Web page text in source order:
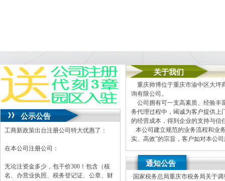
公示公告
工商新政策出台注册公司特大优惠了：
在本公司注册公司：
无论注资金多少，包干价300！包含（核
名、办营业执照、税务登记证、公章、财
关于我们
重庆帅博位于重庆市渝中区大坪
询有限公司。
公司拥有可一支高素质、经验丰
务代理过程中，竭诚为客户提供上
的经营成本，得到企业的支持与信
本公司建立规范的业务流程和业
实、高效”的宗旨，客户如对本公
本公司主要业务为：
A.免费提供工商及税务咨询服务
B.重庆公司新设立、变更、验资
通知公告
· 国家税务总局重庆市税务局关于